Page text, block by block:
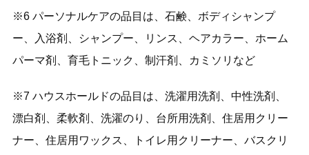
※6 パーソナルケアの品目は、石鹸、ボディシャンプ
ー、入浴剤、シャンプー、リンス、ヘアカラー、ホーム
パーマ剤、育毛トニック、制汗剤、カミソリなど
※7 ハウスホールドの品目は、洗濯用洗剤、中性洗剤、
漂白剤、柔軟剤、洗濯のり、台所用洗剤、住居用クリー
ナー、住居用ワックス、トイレ用クリーナー、バスクリ